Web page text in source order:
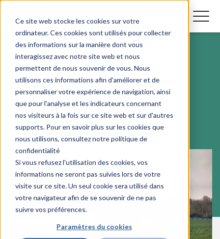
Ce site web stocke les cookies sur votre
ordinateur. Ces cookies sont utilisés pour collecter
des informations sur la manière dont vous
interagissez avec notre site web et nous
permettent de nous souvenir de vous. Nous
utilisons ces informations afin d'améliorer et de
personnaliser votre expérience de navigation, ainsi
que pour l'analyse et les indicateurs concernant
nos visiteurs à la fois sur ce site web et sur d'autres
supports. Pour en savoir plus sur les cookies que
nous utilisons, consultez notre politique de
confidentialité
Si vous refusez l'utilisation des cookies, vos
informations ne seront pas suivies lors de votre
visite sur ce site. Un seul cookie sera utilisé dans
votre navigateur afin de se souvenir de ne pas
suivre vos préférences.
Paramètres du cookies
CUVES À ENGRAIS LIQUIDE
Qu’est-ce que le thiosulfate
d’ammonium ou ATS ?